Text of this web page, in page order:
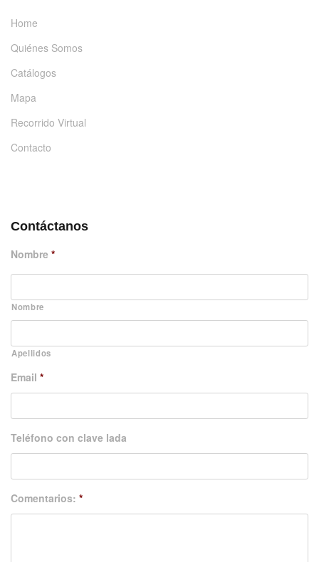
Home
Quiénes Somos
Catálogos
Mapa
Recorrido Virtual
Contacto
Contáctanos
Nombre *
Nombre
Apellidos
Email *
Teléfono con clave lada
Comentarios: *